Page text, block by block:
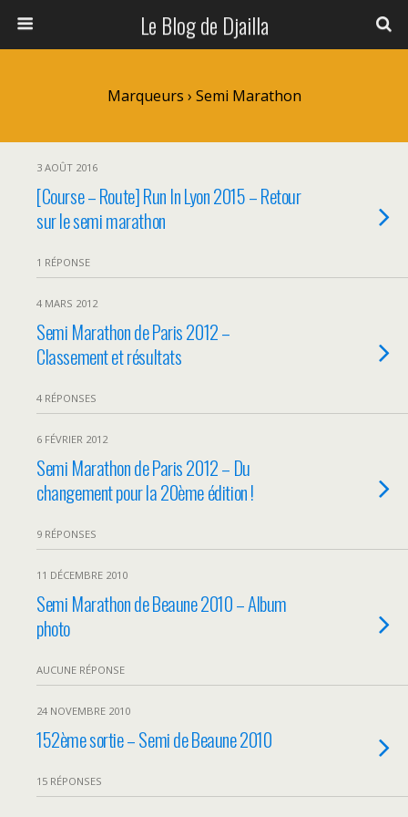
Le Blog de Djailla
Marqueurs › Semi Marathon
3 AOÛT 2016
[Course – Route] Run In Lyon 2015 – Retour
sur le semi marathon
1 RÉPONSE
4 MARS 2012
Semi Marathon de Paris 2012 –
Classement et résultats
4 RÉPONSES
6 FÉVRIER 2012
Semi Marathon de Paris 2012 – Du
changement pour la 20ème édition !
9 RÉPONSES
11 DÉCEMBRE 2010
Semi Marathon de Beaune 2010 – Album
photo
AUCUNE RÉPONSE
24 NOVEMBRE 2010
152ème sortie – Semi de Beaune 2010
15 RÉPONSES